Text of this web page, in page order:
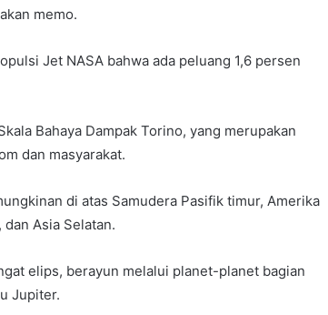
memo.
Jet NASA bahwa ada peluang 1,6 persen
Bahaya Dampak Torino, yang merupakan
dan masyarakat.
di atas Samudera Pasifik timur, Amerika
Asia Selatan.
elips, berayun melalui planet-planet bagian
Jupiter.